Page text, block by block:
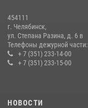
14 июля 2026, 05:15
454111
г. Челябинск,
ул. Степана Разина, д. 6 в
Телефоны дежурной части:
+ 7 (351) 233-14-00
+ 7 (351) 233-15-00
НОВОСТИ